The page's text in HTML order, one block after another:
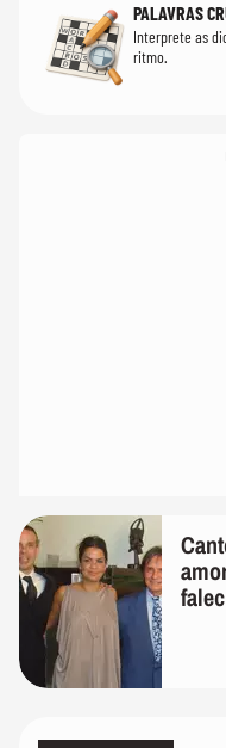
PALAVRAS
Interprete as
ritmo.